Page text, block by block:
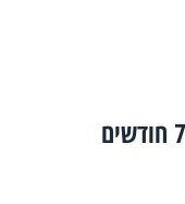
טרגדיה נוראית: נפטר פעוט בן 7 חודשים